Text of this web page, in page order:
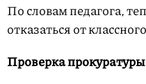
По словам педагога,
отказаться от
Проверка прокуратуры